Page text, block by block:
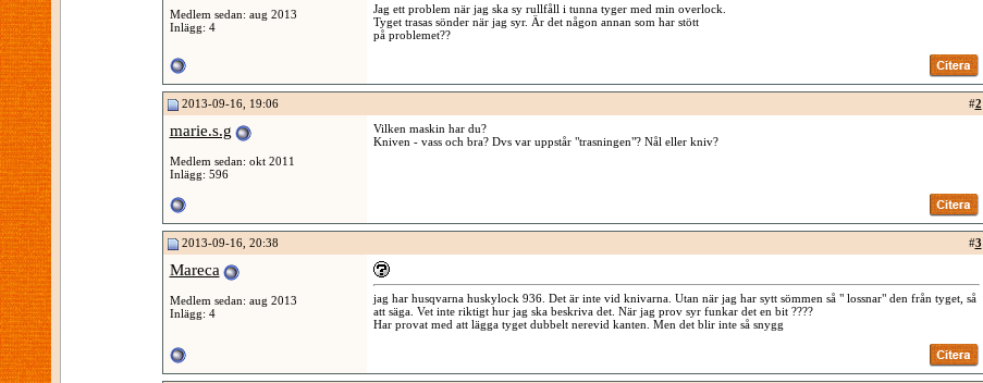
Medlem sedan: aug 2013
Inlägg: 4
Jag ett problem när jag ska sy rullfåll i tunna tyger med min overlock.
Tyget trasas sönder när jag syr. Är det någon annan som har stött
på problemet??
2013-09-16, 19:06 #2
marie.s.g
Medlem sedan: okt 2011
Inlägg: 596
Vilken maskin har du?
Kniven - vass och bra? Dvs var uppstår "trasningen"? Nål eller kniv?
2013-09-16, 20:38 #3
Mareca
Medlem sedan: aug 2013
Inlägg: 4
jag har husqvarna huskylock 936. Det är inte vid knivarna. Utan när jag har sytt sömmen så " lossnar" den från tyget, så
att säga. Vet inte riktigt hur jag ska beskriva det. När jag prov syr funkar det en bit ????
Har provat med att lägga tyget dubbelt nerevid kanten. Men det blir inte så snygg